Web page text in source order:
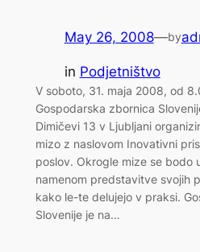
May 26, 2008—by
in Podjetništvo
V soboto, 31. maja 2008, od
Gospodarska zbornica
Dimičevi 13 v Ljubljani
mizo z naslovom Inovativni
poslov. Okrogle mize se bodo
namenom predstavitve svojih
kako le-te delujejo v praksi.
Slovenije je na…